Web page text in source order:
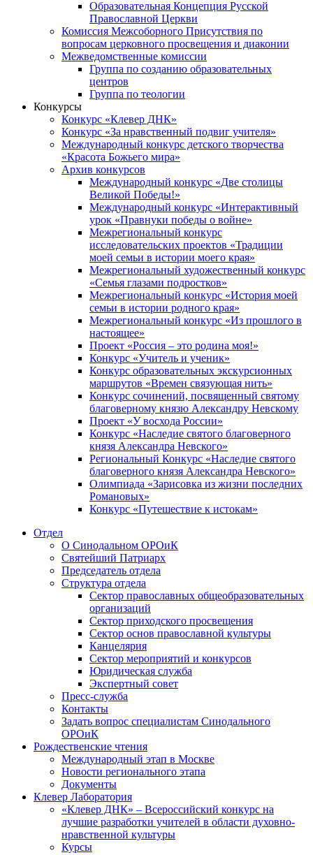
Образовательная Концепция Русской
Православной Церкви
Комиссия Межсоборного Присутствия по
вопросам церковного просвещения и диаконии
Межведомственные комиссии
Группа по созданию образовательных
центров
Группа по теологии
Конкурсы
Конкурс «Клевер ДНК»
Конкурс «За нравственный подвиг учителя»
Международный конкурс детского творчества
«Красота Божьего мира»
Архив конкурсов
Международный конкурс «Две столицы
Великой Победы!»
Международный конкурс «Интерактивный
урок «Правнуки победы о войне»
Межрегиональный конкурс
исследовательских проектов «Традиции
моей семьи в истории моего края»
Межрегиональный художественный конкурс
«Семья глазами подростков»
Межрегиональный конкурс «История моей
семьи в истории родного края»
Межрегиональный конкурс «Из прошлого в
настоящее»
Проект «Россия – это родина моя!»
Конкурс «Учитель и ученик»
Конкурс образовательных экскурсионных
маршрутов «Времен связующая нить»
Конкурс сочинений, посвященный святому
благоверному князю Александру Невскому
Проект «У восхода России»
Конкурс «Наследие святого благоверного
князя Александра Невского»
Региональный Конкурс «Наследие святого
благоверного князя Александра Невского»
Олимпиада «Зарисовка из жизни последних
Романовых»
Конкурс «Путешествие к истокам»
Отдел
О Синодальном ОРОиК
Святейший Патриарх
Председатель отдела
Структура отдела
Сектор православных общеобразовательных
организаций
Сектор приходского просвещения
Сектор основ православной культуры
Канцелярия
Сектор мероприятий и конкурсов
Юридическая служба
Экспертный совет
Пресс-служба
Контакты
Задать вопрос специалистам Синодального
ОРОиК
Рождественские чтения
Международный этап в Москве
Новости регионального этапа
Документы
Клевер Лаборатория
«Клевер ДНК» – Всероссийский конкурс на
лучшие разработки учителей в области духовно-
нравственной культуры
Курсы